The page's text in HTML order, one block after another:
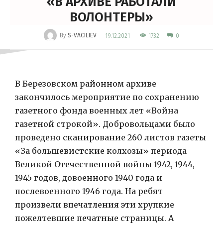
ВОЛОНТЕРЫ»
By S-VACILIEV 19.12.2021 1732 0
В Березовском районном архиве
закончилось мероприятие по сохранению
газетного фонда военных лет «Война
газетной строкой». Добровольцами было
проведено сканирование 260 листов газеты
«За большевистские колхозы» периода
Великой Отечественной войны 1942, 1944,
1945 годов, довоенного 1940 года и
послевоенного 1946 года. На ребят
произвели впечатления эти хрупкие
пожелтевшие печатные страницы. А